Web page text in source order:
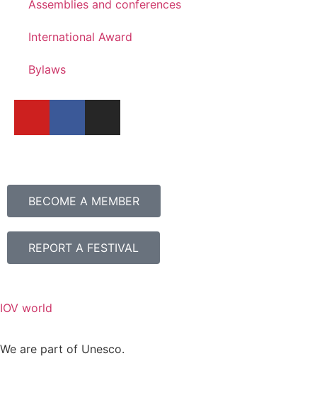
Assemblies and conferences
International Award
Bylaws
BECOME A MEMBER
REPORT A FESTIVAL
IOV world
We are part of Unesco.